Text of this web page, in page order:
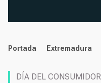
noticias
Portada Extremadura
DÍA DEL CONSUMIDOR